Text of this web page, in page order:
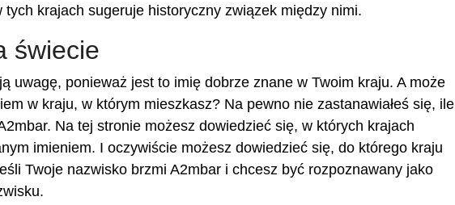
krajach sugeruje historyczny związek między nimi.
świecie
uwagę, ponieważ jest to imię dobrze znane w Twoim kraju. A może
w kraju, w którym mieszkasz? Na pewno nie zastanawiałeś się, ile
Na tej stronie możesz dowiedzieć się, w których krajach
imieniem. I oczywiście możesz dowiedzieć się, do którego kraju
Twoje nazwisko brzmi A2mbar i chcesz być rozpoznawany jako